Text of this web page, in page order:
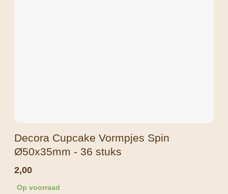
Decora Cupcake Vormpjes Spin
Ø50x35mm - 36 stuks
2,00
Op voorraad